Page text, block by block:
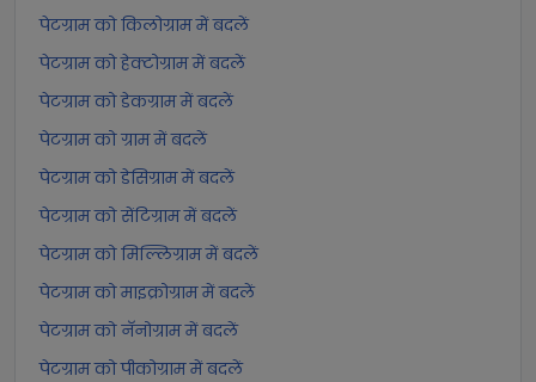
पेटग्राम को किलोग्राम में बदलें
पेटग्राम को हेक्टोग्राम में बदलें
पेटग्राम को डेकग्राम में बदलें
पेटग्राम को ग्राम में बदलें
पेटग्राम को डेसिग्राम में बदलें
पेटग्राम को सेंटिग्राम में बदलें
पेटग्राम को मिल्लिग्राम में बदलें
पेटग्राम को माइक्रोग्राम में बदलें
पेटग्राम को नॅनोग्राम में बदलें
पेटग्राम को पीकोग्राम में बदलें